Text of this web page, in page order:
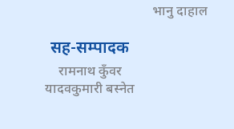
भानु दाहाल
सह-सम्पादक
रामनाथ कुँवर
यादवकुमारी बस्नेत